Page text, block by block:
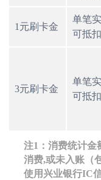
1元刷卡金
单笔
可抵扣
3元刷卡金
单笔
可抵扣
注1：消费统计金
消费,或未入账（
使用兴业银行IC